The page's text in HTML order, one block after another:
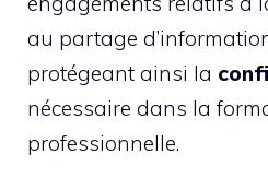
au partage
protégeant ainsi la
nécessaire dans la
professionnelle.